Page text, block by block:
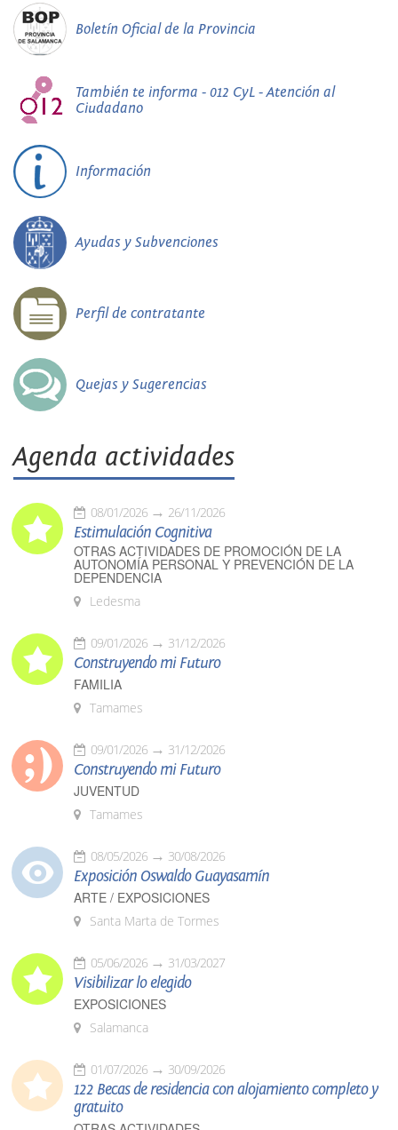
Boletín Oficial de la Provincia
También te informa - 012 CyL - Atención al
Ciudadano
Información
Ayudas y Subvenciones
Perfil de contratante
Quejas y Sugerencias
Agenda actividades
08/01/2026 26/11/2026
Estimulación Cognitiva
OTRAS ACTIVIDADES DE PROMOCIÓN DE LA
AUTONOMÍA PERSONAL Y PREVENCIÓN DE LA
DEPENDENCIA
Ledesma
09/01/2026 31/12/2026
Construyendo mi Futuro
FAMILIA
Tamames
09/01/2026 31/12/2026
Construyendo mi Futuro
JUVENTUD
Tamames
08/05/2026 30/08/2026
Exposición Oswaldo Guayasamín
ARTE / EXPOSICIONES
Santa Marta de Tormes
05/06/2026 31/03/2027
Visibilizar lo elegido
EXPOSICIONES
Salamanca
01/07/2026 30/09/2026
122 Becas de residencia con alojamiento completo y
gratuito